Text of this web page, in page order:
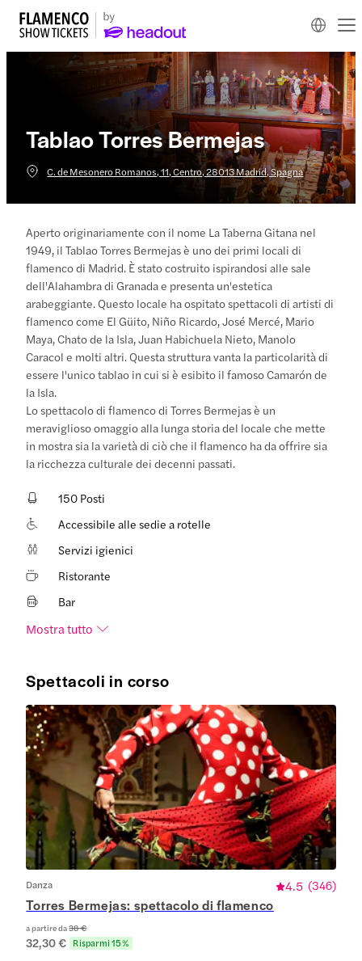
Tablao Torres Bermejas
C. de Mesonero Romanos, 11, Centro, 28013 Madrid, Spagna
Aperto originariamente con il nome La Taberna Gitana nel
1949, il Tablao Torres Bermejas è uno dei primi locali di
flamenco di Madrid. È stato costruito ispirandosi alle sale
dell'Alahambra di Granada e presenta un'estetica
arabeggiante. Questo locale ha ospitato spettacoli di artisti di
flamenco come El Güito, Niño Ricardo, José Mercé, Mario
Maya, Chato de la Isla, Juan Habichuela Nieto, Manolo
Caracol e molti altri. Questa struttura vanta la particolarità di
essere l'unico tablao in cui si è esibito il famoso Camarón de
la Isla.
Lo spettacolo di flamenco di Torres Bermejas è un
meraviglioso omaggio alla lunga storia del locale che mette
in mostra sia la varietà di ciò che il flamenco ha da offrire sia
la ricchezza culturale dei decenni passati.
150 Posti
Accessibile alle sedie a rotelle
Servizi igienici
Ristorante
Bar
Mostra tutto
Spettacoli in corso
Danza 4.5 (346)
Torres Bermejas: spettacolo di flamenco
a partire da38 €
32,30 € Risparmi 15%